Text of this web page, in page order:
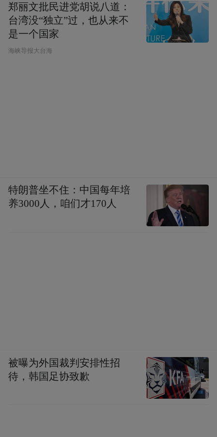
郑丽文批民进党胡说八道：
台湾没“独立”过，也从来不
是一个国家
​海峡导报大台海
特朗普坐不住：中国每年培
养3000人，咱们才170人
被曝为外国裁判安排性招
待，韩国足协致歉